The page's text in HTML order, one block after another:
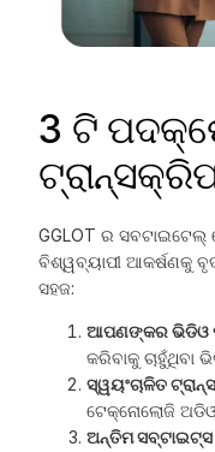
3 ଟି
GGLOT ର
ବିଶ୍ୱବ୍ୟାପୀ ଆକର୍ଷଣକୁ
ସହଜ:
ଆପଣଙ୍କର ଭିଡିଓ
କରିବାକୁ ଚାହୁଁଥିବା
ସ୍ୱୟଂଚାଳିତ
ଟେକ୍ନୋଲୋଜି
ଅନ୍ତିମ ସବ୍ଟାଇଟ୍ସ